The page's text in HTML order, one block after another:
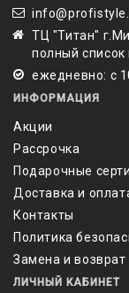
ТЦ "Титан"
полный
ежедневно: с
ИНФОРМАЦИЯ
Акции
Рассрочка
Подарочные
Доставка и
Контакты
Политика
Замена и возврат
ЛИЧНЫЙ КАБИНЕТ